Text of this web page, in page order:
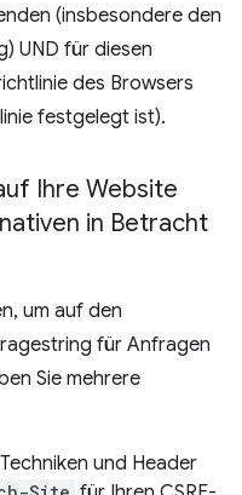
(insbesondere den
UND für diesen
des Browsers
festgelegt ist).
Ihre Website
in Betracht
um auf den
für Anfragen
Sie mehrere
und Header